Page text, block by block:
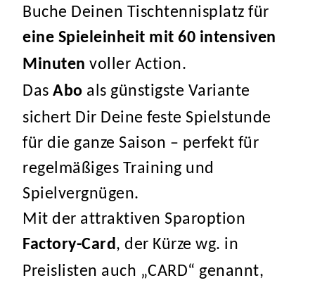
Buche Deinen Tischtennisplatz für
eine Spieleinheit mit 60 intensiven
Minuten voller Action.
Das Abo als günstigste Variante
sichert Dir Deine feste Spielstunde
für die ganze Saison – perfekt für
regelmäßiges Training und
Spielvergnügen.
Mit der attraktiven Sparoption
Factory-Card, der Kürze wg. in
Preislisten auch „CARD“ genannt,